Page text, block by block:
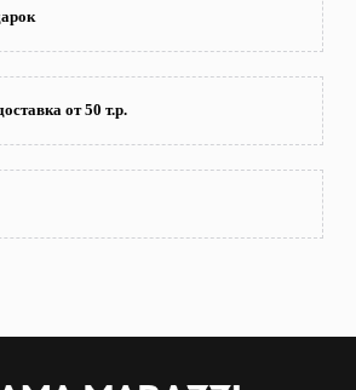
от 50 т.р.